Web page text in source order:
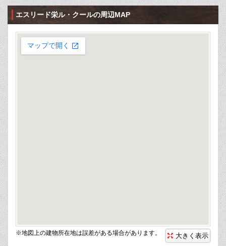
エスリード栄ル・クールの周辺MAP
※地図上の建物所在地は誤差がある場合があります。 大きく表示